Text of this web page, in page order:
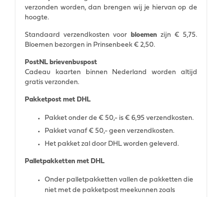
verzonden worden, dan brengen wij je hiervan op de
hoogte.
Standaard verzendkosten voor bloemenzijn € 5,75.
Bloemen bezorgen in Prinsenbeek € 2,50.
PostNL brievenbuspost
Cadeau kaarten binnen Nederland worden altijd
gratis verzonden.
Pakketpost met DHL
Pakket onder de € 50,- is € 6,95 verzendkosten.
Pakket vanaf € 50,- geen verzendkosten.
Het pakket zal door DHL worden geleverd.
Palletpakketten met DHL
Onder palletpakketten vallen de pakketten die
niet met de pakketpost meekunnen zoals